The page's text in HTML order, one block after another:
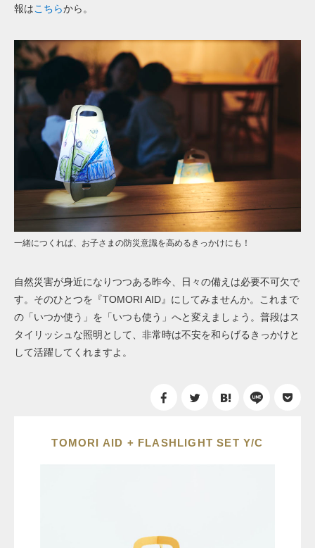
報はこちらから。
一緒につくれば、お子さまの防災意識を高めるきっかけにも！
自然災害が身近になりつつある昨今、日々の備えは必要不可欠で
す。そのひとつを『TOMORI AID』にしてみませんか。これまで
の「いつか使う」を「いつも使う」へと変えましょう。普段はス
タイリッシュな照明として、非常時は不安を和らげるきっかけと
して活躍してくれますよ。
TOMORI AID + FLASHLIGHT SET Y/C